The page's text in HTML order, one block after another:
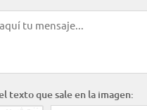
texto que sale en la imagen: